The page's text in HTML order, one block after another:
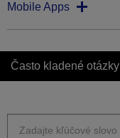
Mobile Apps
Často kladené otázky